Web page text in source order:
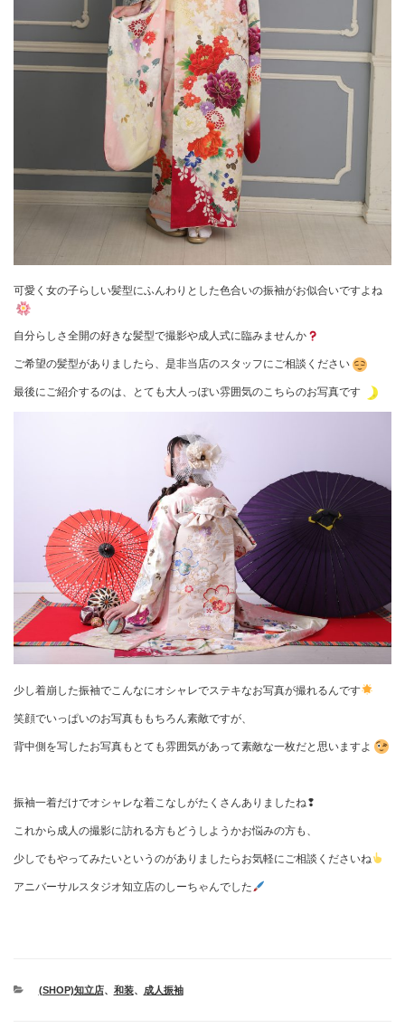
可愛く女の子らしい髪型にふんわりとした色合いの振袖がお似合いですよね
自分らしさ全開の好きな髪型で撮影や成人式に臨みませんか
ご希望の髪型がありましたら、是非当店のスタッフにご相談ください
最後にご紹介するのは、とても大人っぽい雰囲気のこちらのお写真です
少し着崩した振袖でこんなにオシャレでステキなお写真が撮れるんです
笑顔でいっぱいのお写真ももちろん素敵ですが、
背中側を写したお写真もとても雰囲気があって素敵な一枚だと思いますよ
振袖一着だけでオシャレな着こなしがたくさんありましたね❢
これから成人の撮影に訪れる方もどうしようかお悩みの方も、
少しでもやってみたいというのがありましたらお気軽にご相談くださいね
アニバーサルスタジオ知立店のしーちゃんでした
カ
(SHOP)知立店、 和装、 成人振袖